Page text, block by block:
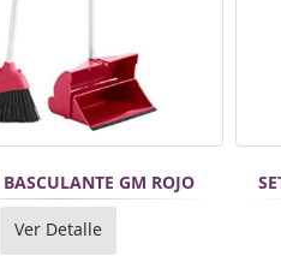
GM ROJO
Ver Detalle